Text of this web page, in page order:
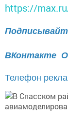
https://
ВКонтакте
Телефон